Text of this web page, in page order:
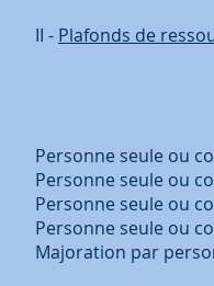
II - Plafonds de
Personne
Seule
Couple
Personne seule
Personne seule
Personne seule ou
Personne seule ou
Majoration par